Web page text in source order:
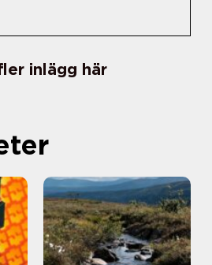
inlägg här